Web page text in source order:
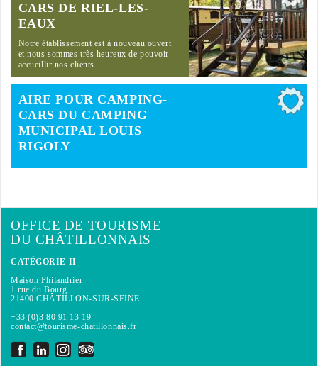
CARS DE RIEL-LES-
EAUX
Notre établissement est à nouveau ouvert
et nous sommes très heureux de pouvoir
accueillir nos clients.
AIRE POUR CAMPING-
CARS DU CAMPING
MUNICIPAL LOUIS
RIGOLY
OFFICE DE TOURISME
DU CHÂTILLONNAIS
CATÉGORIE II
Maison Philandrier
1 rue du Bourg
21400 CHÂTILLON-SUR-SEINE
+33 (0)3 80 91 13 19
contact@tourisme-chatillonnais.fr